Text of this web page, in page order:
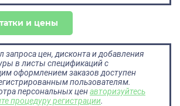
и цены
запроса цен, дисконта и добавления
в листы спецификаций с
оформлением заказов доступен
пользователям.
персональных ценавторизуйтесь
процедуру регистрации.